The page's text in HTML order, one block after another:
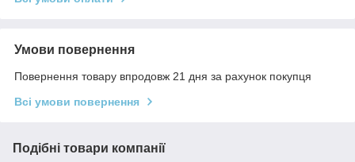
Умови повернення
Повернення товару впродовж 21 дня за рахунок покупця
Всі умови повернення
Подібні товари компанії